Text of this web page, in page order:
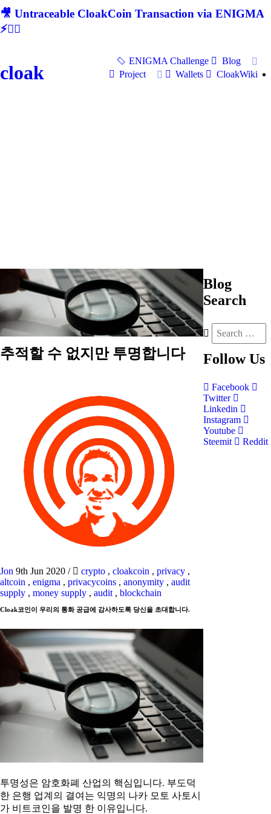
🎥 Untraceable CloakCoin Transaction via ENIGMA
⚡🕵‍♂
cloak
ENIGMA Challenge
Blog
Project
Wallets CloakWiki
추적할 수 없지만 투명합니다
Jon 9th Jun 2020 / crypto , cloakcoin , privacy ,
altcoin , enigma , privacycoins , anonymity , audit
supply , money supply , audit , blockchain
Cloak코인이 우리의 통화 공급에 감사하도록 당신을 초대합니다.
투명성은 암호화폐 산업의 핵심입니다. 부도덕
한 은행 업계의 결여는 익명의 나카 모토 사토시
가 비트코인을 발명 한 이유입니다.
Blog
Search
Follow Us
Facebook
Twitter
Linkedin
Instagram
Youtube
Steemit
Reddit